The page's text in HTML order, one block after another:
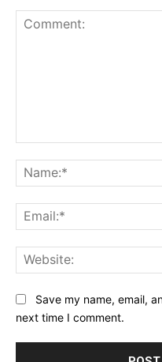
Save my name, email,
next time I comment.